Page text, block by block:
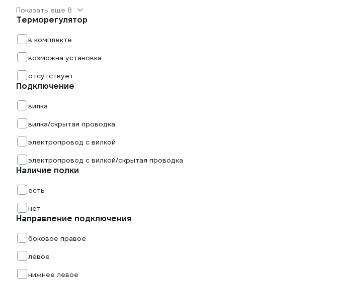
Показать еще 8
Терморегулятор
в комплекте
возможна установка
отсутствует
Подключение
вилка
вилка/скрытая проводка
электропровод с вилкой
электропровод с вилкой/скрытая проводка
Наличие полки
есть
нет
Направление подключения
боковое правое
левое
нижнее левое